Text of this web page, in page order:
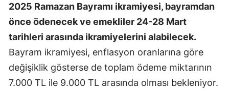
2025 Ramazan Bayramı ikramiyesi, bayramdan
önce ödenecek ve emekliler 24-28 Mart
tarihleri arasında ikramiyelerini alabilecek.
Bayram ikramiyesi, enflasyon oranlarına göre
değişiklik gösterse de toplam ödeme miktarının
7.000 TL ile 9.000 TL arasında olması bekleniyor.